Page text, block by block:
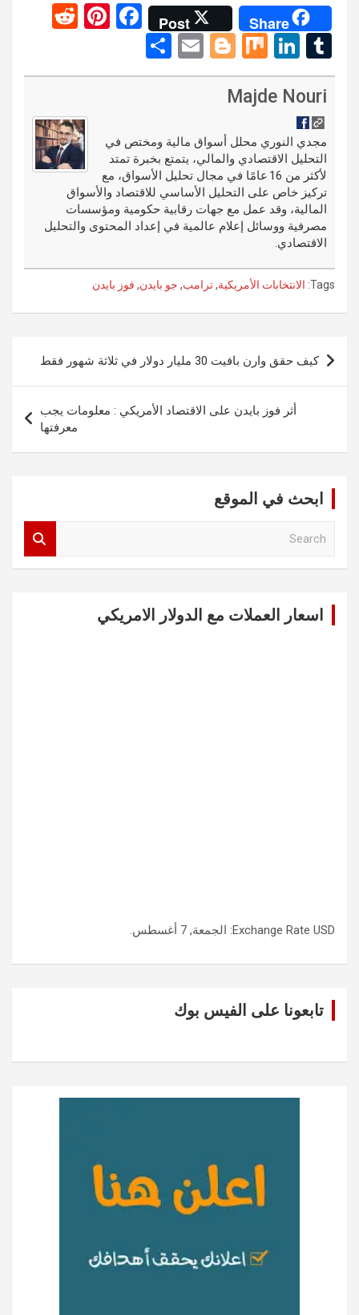
Share
Post
F
ce
o
k
Pi
er
t
d
t
T
u
m
bl
r
Li
n
ke
n
M
ix
Bl
o
er
E
m
h
Majde Nouri
مجدي النوري محلل أسواق مالية ومختص في
التحليل الاقتصادي والمالي، يتمتع بخبرة تمتد
لأكثر من 16 عامًا في مجال تحليل الأسواق، مع
تركيز خاص على التحليل الأساسي للاقتصاد والأسواق
المالية، وقد عمل مع جهات رقابية حكومية ومؤسسات
مصرفية ووسائل إعلام عالمية في إعداد المحتوى والتحليل
الاقتصادي.
Tags: الانتخابات الأمريكية,ترامب, جو بايدن, فوز بايدن
تصفّح
المقالات
كيف حقق وارن بافيت 30 مليار دولار في ثلاثة شهور فقط
أثر فوز بايدن على الاقتصاد الأمريكي : معلومات يجب
معرفتها
ابحث في الموقع
اسعار العملات مع الدولار الامريكي
Exchange Rate USD : الجمعة, 7 أغسطس.
تابعونا على الفيس بوك